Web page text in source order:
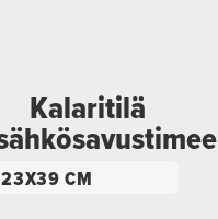
Kalaritilä
23X39 CM